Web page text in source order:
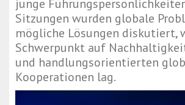
junge
Sitzungen wurden globale
mögliche Lösungen diskutiert,
Schwerpunkt auf
und handlungsorientierten
Kooperationen lag.